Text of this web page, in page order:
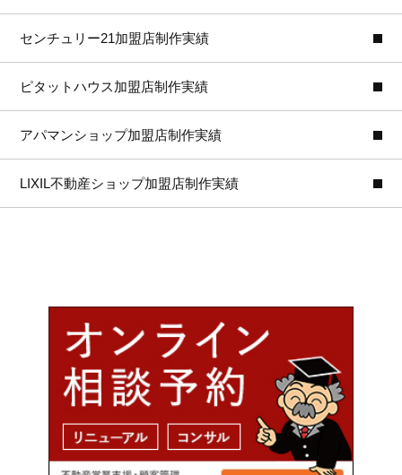
センチュリー21加盟店制作実績
ピタットハウス加盟店制作実績
アパマンショップ加盟店制作実績
LIXIL不動産ショップ加盟店制作実績